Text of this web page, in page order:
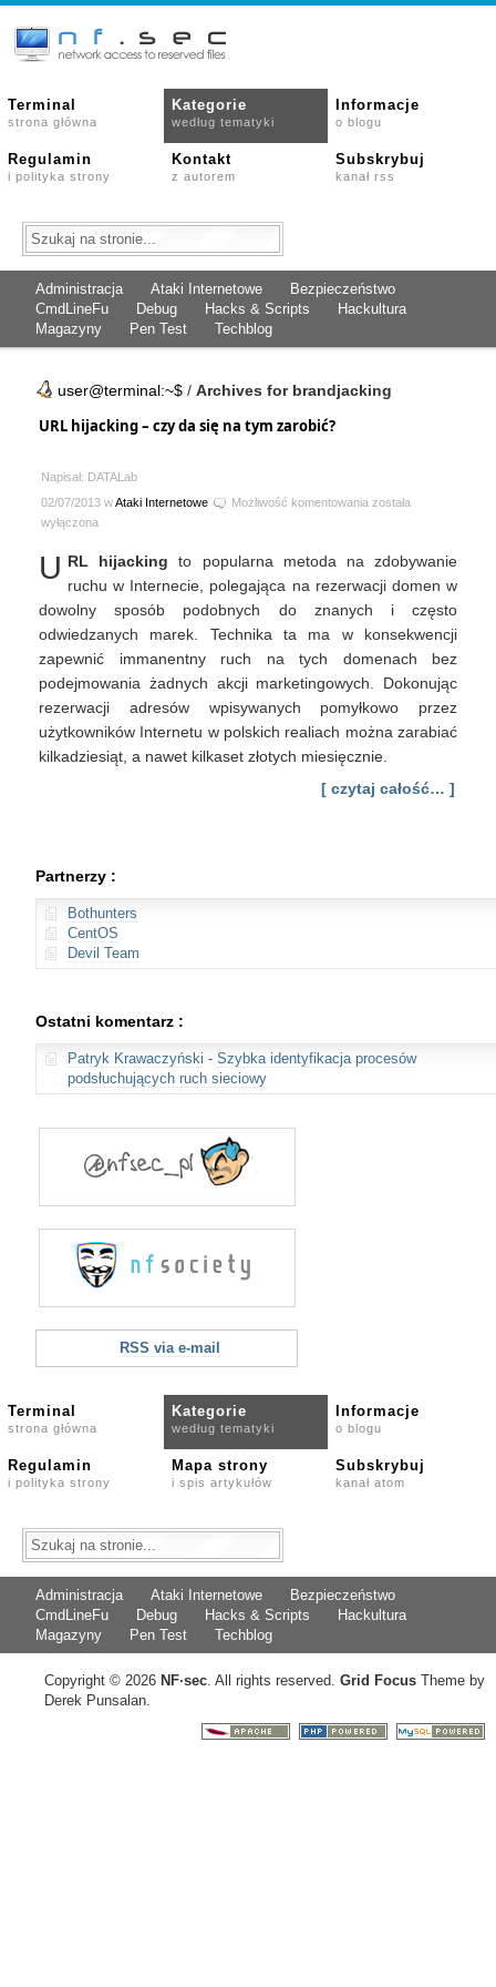
Terminal
strona główna
Kategorie
według tematyki
Informacje
o blogu
Regulamin
i polityka strony
Kontakt
z autorem
Subskrybuj
kanał rss
Administracja Ataki Internetowe
Bezpieczeństwo
CmdLineFu
Debug Hacks & Scripts
Hackultura
Magazyny
Pen Test Techblog
user@terminal:~$ / Archives for brandjacking
URL hijacking – czy da się na tym zarobić?
Napisał: DATALab
02/07/2013 wAtaki Internetowe Możliwość komentowania URL
czy
da
tym
zarobić?
została
wyłączona
U RL hijacking to popularna metoda na zdobywanie
ruchu w Internecie, polegająca na rezerwacji domen w
dowolny sposób podobnych do znanych i często
odwiedzanych marek. Technika ta ma w konsekwencji
zapewnić immanentny ruch na tych domenach bez
podejmowania żadnych akcji marketingowych. Dokonując
rezerwacji adresów wpisywanych pomyłkowo przez
użytkowników Internetu w polskich realiach można zarabiać
kilkadziesiąt, a nawet kilkaset złotych miesięcznie.
[ czytaj całość… ]
Partnerzy :
Bothunters
CentOS
Devil Team
Ostatni komentarz :
Patryk Krawaczyński - Szybka identyfikacja procesów
podsłuchujących ruch sieciowy
RSS via e-mail
Terminal
strona główna
Kategorie
według tematyki
Informacje
o blogu
Regulamin
i polityka strony
Mapa strony
i spis artykułów
Subskrybuj
kanał atom
Administracja Ataki Internetowe
Bezpieczeństwo
CmdLineFu
Debug Hacks & Scripts
Hackultura
Magazyny
Pen Test Techblog
Copyright © 2026 NF·sec. All rights reserved. Grid Focus Theme by
Derek Punsalan.